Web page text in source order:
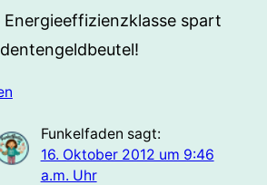
Energieeffizienzklasse spart
Funkelfaden sagt:
16. Oktober 2012 um 9:46
a.m. Uhr